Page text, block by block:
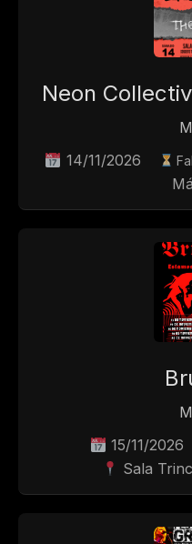
Neon
14/11/2026
15/11/2026
Sala